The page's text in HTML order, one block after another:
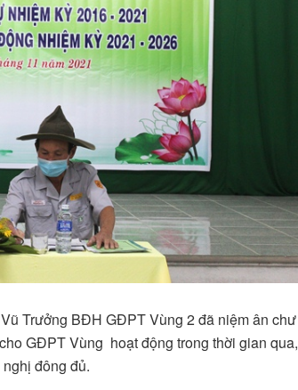
Trưởng BĐH GĐPT Vùng 2 đã niệm ân chư
GĐPT Vùng hoạt động trong thời gian qua,
đông đủ.